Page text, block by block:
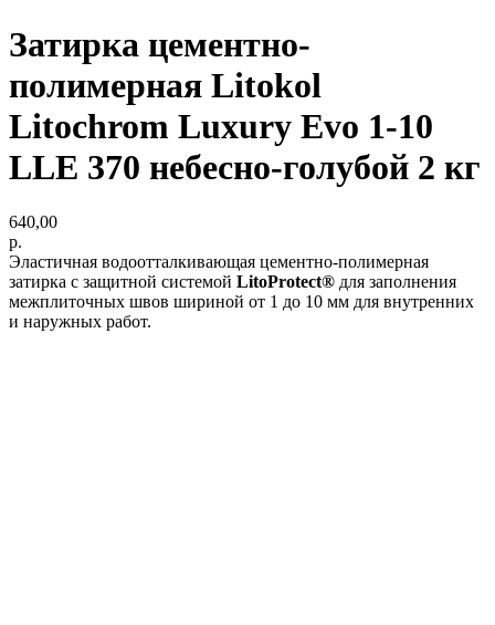
Затирка цементно-
полимерная Litokol
Litochrom Luxury Evo 1-10
LLE 370 небесно-голубой 2 кг
640,00
р.
Эластичная водоотталкивающая цементно-полимерная
затирка с защитной системой LitoProtect® для заполнения
межплиточных швов шириной от 1 до 10 мм для внутренних
и наружных работ.